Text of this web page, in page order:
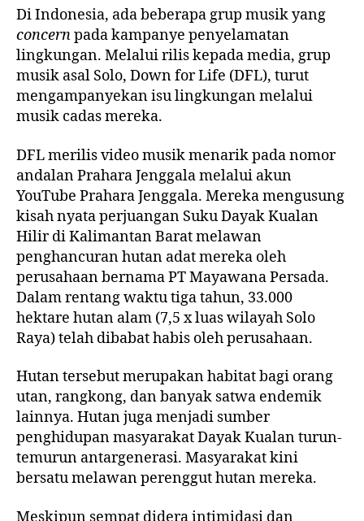
Di Indonesia, ada beberapa grup musik yang
concernpada kampanye penyelamatan
lingkungan. Melalui rilis kepada media, grup
musik asal Solo, Down for Life (DFL), turut
mengampanyekan isu lingkungan melalui
musik cadas mereka.
DFL merilis video musik menarik pada nomor
andalan Prahara Jenggala melalui akun
YouTube Prahara Jenggala. Mereka mengusung
kisah nyata perjuangan Suku Dayak Kualan
Hilir di Kalimantan Barat melawan
penghancuran hutan adat mereka oleh
perusahaan bernama PT Mayawana Persada.
Dalam rentang waktu tiga tahun, 33.000
hektare hutan alam (7,5 x luas wilayah Solo
Raya) telah dibabat habis oleh perusahaan.
Hutan tersebut merupakan habitat bagi orang
utan, rangkong, dan banyak satwa endemik
lainnya. Hutan juga menjadi sumber
penghidupan masyarakat Dayak Kualan turun-
temurun antargenerasi. Masyarakat kini
bersatu melawan perenggut hutan mereka.
Meskipun sempat didera intimidasi dan